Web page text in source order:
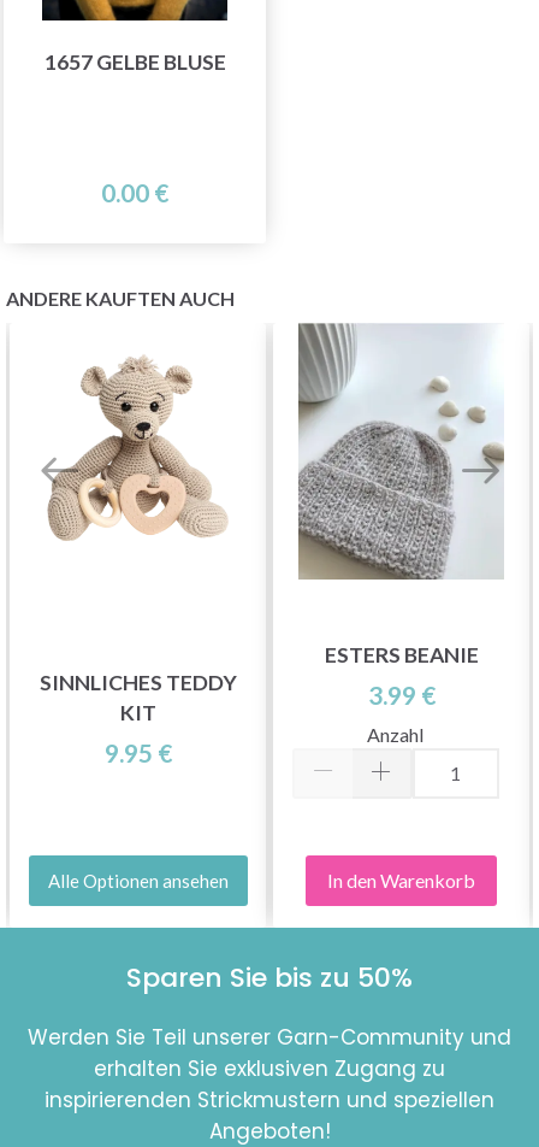
1657 GELBE BLUSE
0.00 €
ANDERE KAUFTEN AUCH
SINNLICHES TEDDY
KIT
9.95 €
Alle Optionen ansehen
ESTERS BEANIE
3.99 €
Anzahl
In den Warenkorb
Sparen Sie bis zu 50%
Werden Sie Teil unserer Garn-Community und
erhalten Sie exklusiven Zugang zu
inspirierenden Strickmustern und speziellen
Angeboten!